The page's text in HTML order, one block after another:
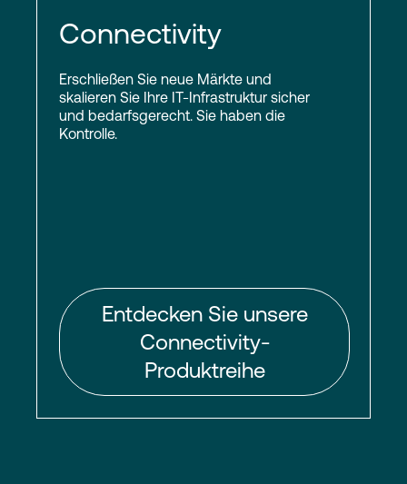
Connectivity
Erschließen Sie neue Märkte und
skalieren Sie Ihre IT-Infrastruktur sicher
und bedarfsgerecht. Sie haben die
Kontrolle.
Entdecken Sie unsere
Connectivity-
Produktreihe